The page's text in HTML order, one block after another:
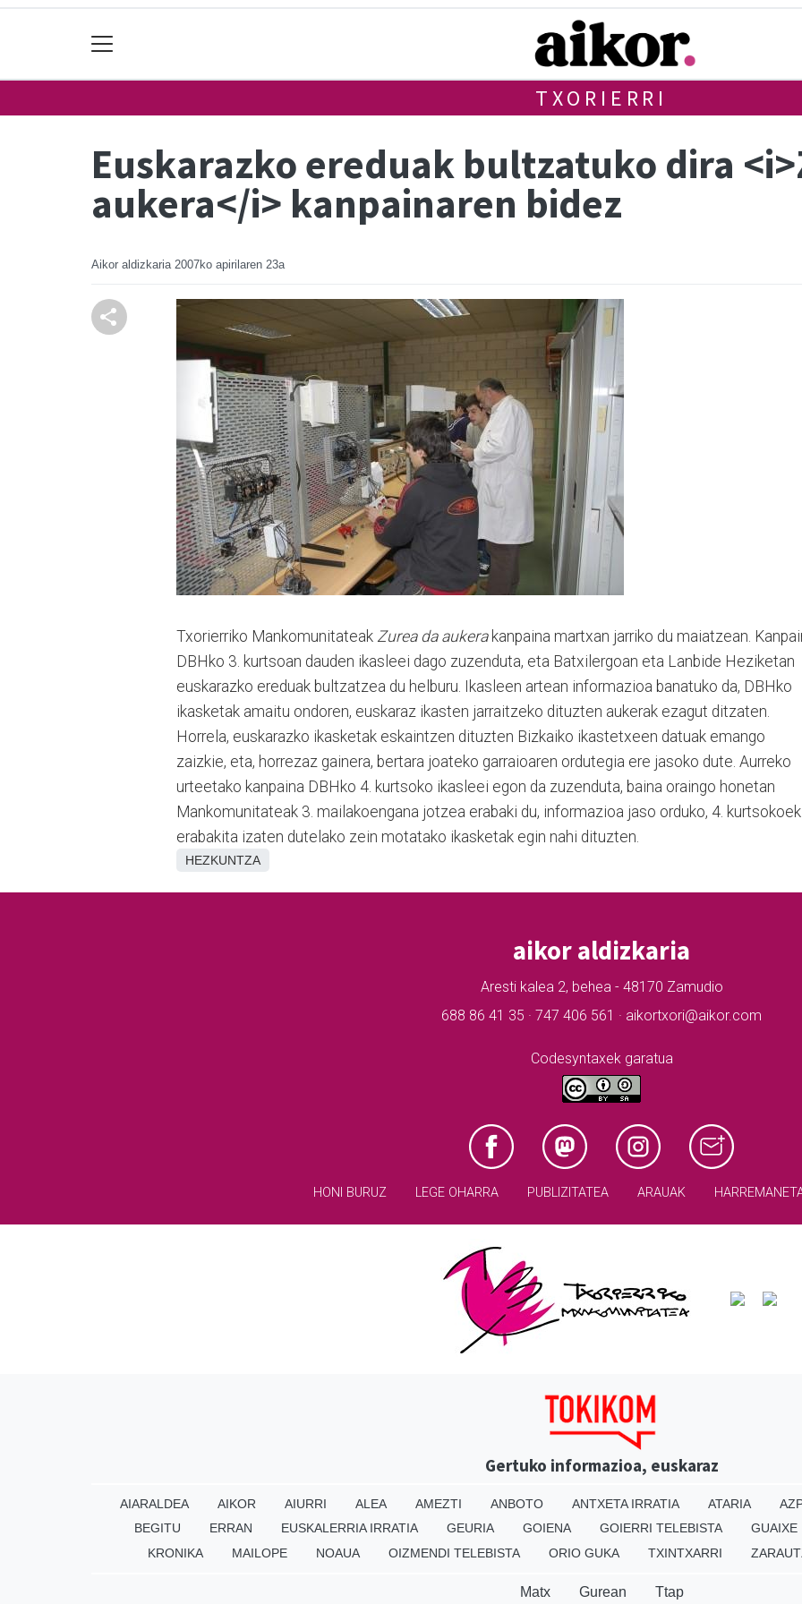
TXORIERRI
Euskarazko ereduak bultzatuko dira
aukera</i> kanpainaren bidez
Aikor aldizkaria 2007ko apirilaren 23a
Txorierriko Mankomunitateak Zurea da aukerakanpaina martxan jarriko du maiatzean.
DBHko 3. kurtsoan dauden ikasleei dago zuzenduta, eta Batxilergoan eta Lanbide Heziketan
euskarazko ereduak bultzatzea du helburu. Ikasleen artean informazioa banatuko da, DBHko
ikasketak amaitu ondoren, euskaraz ikasten jarraitzeko dituzten aukerak ezagut ditzaten.
Horrela, euskarazko ikasketak eskaintzen dituzten Bizkaiko ikastetxeen datuak emango
zaizkie, eta, horrezaz gainera, bertara joateko garraioaren ordutegia ere jasoko dute. Aurreko
urteetako kanpaina DBHko 4. kurtsoko ikasleei egon da zuzenduta, baina oraingo honetan
Mankomunitateak 3. mailakoengana jotzea erabaki du, informazioa jaso orduko, 4. kurtsokoek
erabakita izaten dutelako zein motatako ikasketak egin nahi dituzten.
HEZKUNTZA
aikor aldizkaria
Aresti kalea 2, behea - 48170 Zamudio
688 86 41 35 · 747 406 561 · aikortxori@aikor.com
Codesyntaxek garatua
HONI BURUZ LEGE OHARRA PUBLIZITATEA ARAUAK
Gertuko informazioa, euskaraz
AIARALDEA AIKOR AIURRI ALEA AMEZTI ANBOTO ANTXETA IRRATIA ATARIA
BEGITU
ERRAN EUSKALERRIA IRRATIA GEURIA GOIENA GOIERRI TELEBISTA
GUAIXE
KRONIKA
MAILOPE NOAUA OIZMENDI TELEBISTA ORIO GUKA TXINTXARRI
Matx Gurean Ttap